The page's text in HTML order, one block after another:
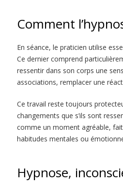
Comment
En séance, le praticien utilise
Ce dernier comprend
ressentir dans son corps une
associations, remplacer une
Ce travail reste toujours
changements que s’ils sont
comme un moment agréable,
habitudes mentales ou
Hypnose,